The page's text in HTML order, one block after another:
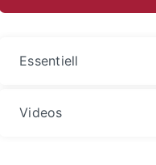
Essentiell
Videos